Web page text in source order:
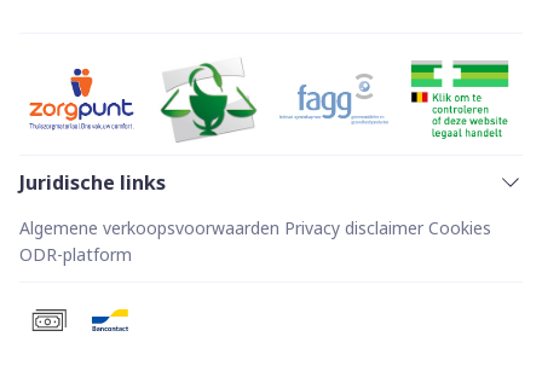
Juridische links
Algemene verkoopsvoorwaarden Privacy disclaimer Cookies
ODR-platform